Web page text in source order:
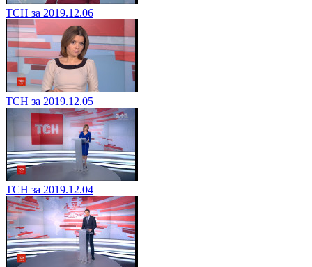
ТСН за 2019.12.06
ТСН за 2019.12.05
ТСН за 2019.12.04